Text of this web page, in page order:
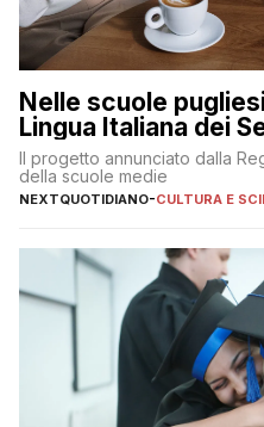
Nelle scuole
Lingua Italiana dei
Il progetto annunciato dalla
della scuole medie
NEXTQUOTIDIANO-CULTURA E